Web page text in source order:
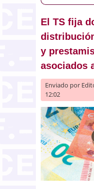
El TS fija
y
asociados
Enviado por
12:02